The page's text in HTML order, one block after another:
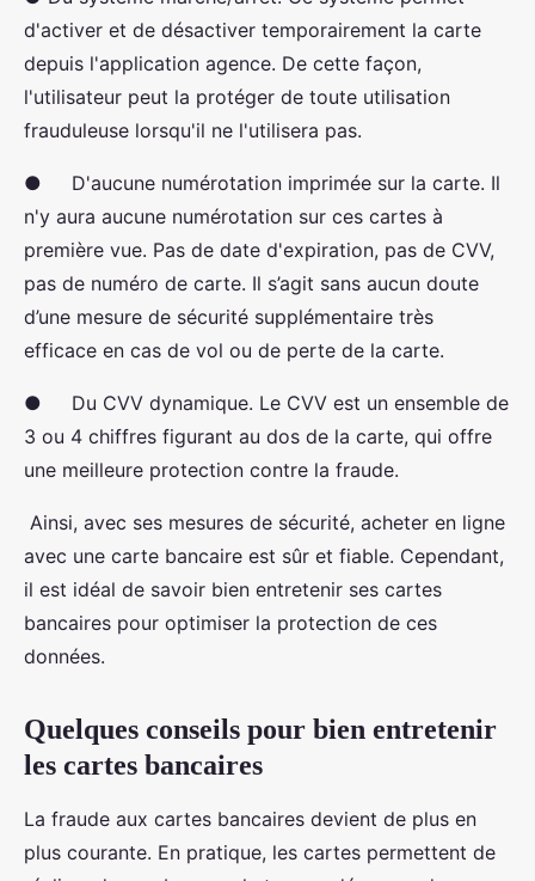
d'activer et de désactiver temporairement la carte
depuis l'application agence. De cette façon,
l'utilisateur peut la protéger de toute utilisation
frauduleuse lorsqu'il ne l'utilisera pas.
● D'aucune numérotation imprimée sur la carte. Il
n'y aura aucune numérotation sur ces cartes à
première vue. Pas de date d'expiration, pas de CVV,
pas de numéro de carte. Il s’agit sans aucun doute
d’une mesure de sécurité supplémentaire très
efficace en cas de vol ou de perte de la carte.
● Du CVV dynamique. Le CVV est un ensemble de
3 ou 4 chiffres figurant au dos de la carte, qui offre
une meilleure protection contre la fraude.
Ainsi, avec ses mesures de sécurité, acheter en ligne
avec une carte bancaire est sûr et fiable. Cependant,
il est idéal de savoir bien entretenir ses cartes
bancaires pour optimiser la protection de ces
données.
Quelques conseils pour bien entretenir
les cartes bancaires
La fraude aux cartes bancaires devient de plus en
plus courante. En pratique, les cartes permettent de